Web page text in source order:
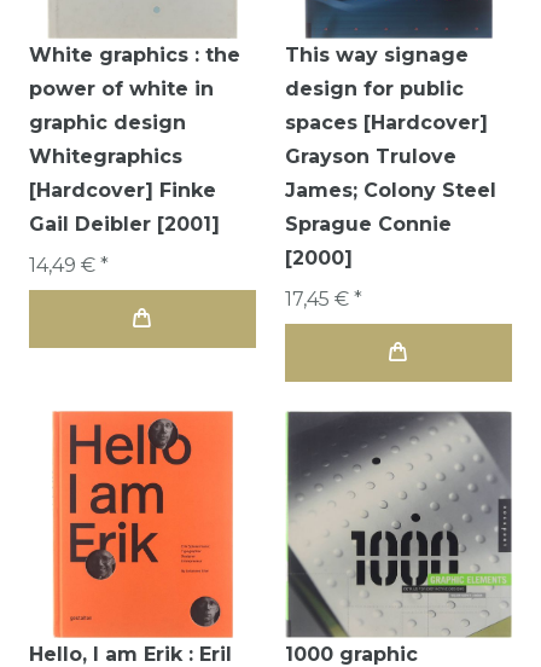
White graphics : the
power of white in
graphic design
Whitegraphics
[Hardcover] Finke
Gail Deibler [2001]
14,49 € *
This way signage
design for public
spaces [Hardcover]
Grayson Trulove
James; Colony Steel
Sprague Connie
[2000]
17,45 € *
Hello, I am Erik : Eril
1000 graphic